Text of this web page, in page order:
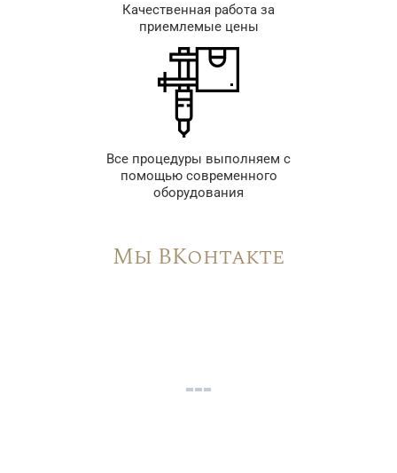
Качественная работа за
приемлемые цены
Все процедуры выполняем с
помощью современного
оборудования
Мы ВКонтакте